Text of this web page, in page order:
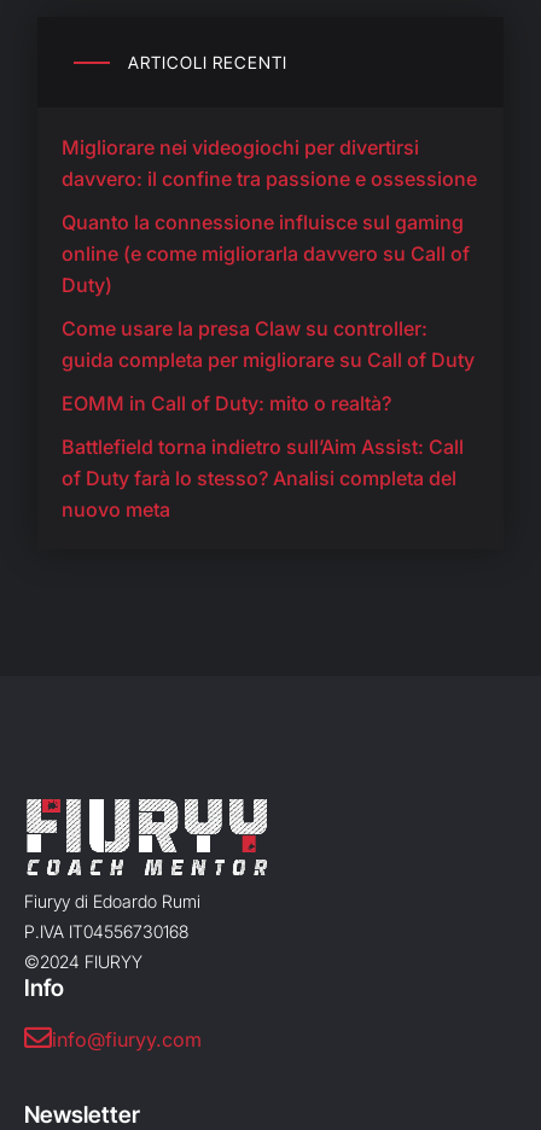
ARTICOLI RECENTI
Migliorare nei videogiochi per divertirsi
davvero: il confine tra passione e ossessione
Quanto la connessione influisce sul gaming
online (e come migliorarla davvero su Call of
Duty)
Come usare la presa Claw su controller:
guida completa per migliorare su Call of Duty
EOMM in Call of Duty: mito o realtà?
Battlefield torna indietro sull’Aim Assist: Call
of Duty farà lo stesso? Analisi completa del
nuovo meta
Fiuryy di Edoardo Rumi
P.IVA IT04556730168
©2024 FIURYY
Info
info@fiuryy.com
Newsletter